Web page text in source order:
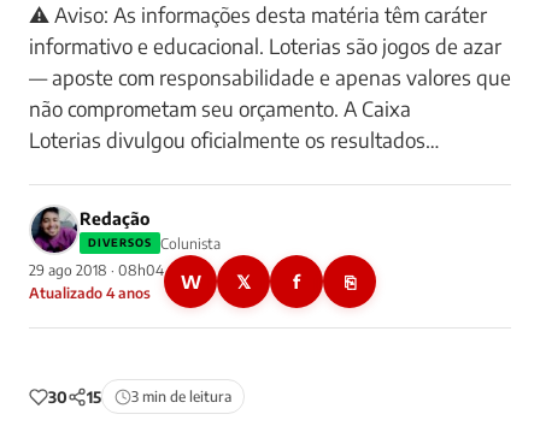
⚠️ Aviso: As informações desta matéria têm caráter
informativo e educacional. Loterias são jogos de azar
— aposte com responsabilidade e apenas valores que
não comprometam seu orçamento. A Caixa
Loterias divulgou oficialmente os resultados…
Redação
DIVERSOS
Colunista
29 ago 2018 · 08h04
Atualizado 4 anos
W 𝕏 f ⎘
30 15 3 min de leitura